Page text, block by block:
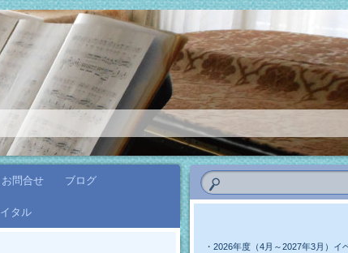
お問合せ ブログ
タル
・2026年度（4月～2027年3月）イ